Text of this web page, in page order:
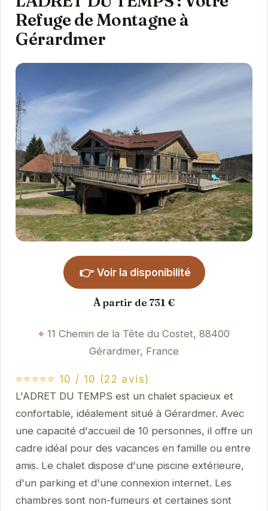
Refuge de Montagne à
Gérardmer
👉 Voir la disponibilité
À partir de 731 €
11 Chemin de la Tête du Costet, 88400
Gérardmer, France
⭐⭐⭐⭐⭐ 10 / 10 (22 avis)
L'ADRET DU TEMPS est un chalet spacieux et
confortable, idéalement situé à Gérardmer. Avec
une capacité d'accueil de 10 personnes, il offre un
cadre idéal pour des vacances en famille ou entre
amis. Le chalet dispose d'une piscine extérieure,
d'un parking et d'une connexion internet. Les
chambres sont non-fumeurs et certaines sont